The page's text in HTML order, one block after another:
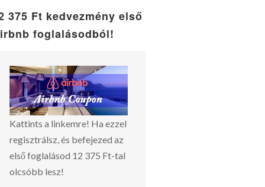
375 Ft kedvezmény első
foglalásodból!
Kattints a linkemre! Ha ezzel
regisztrálsz, és befejezed az
első foglalásod 12 375 Ft-tal
olcsóbb lesz!